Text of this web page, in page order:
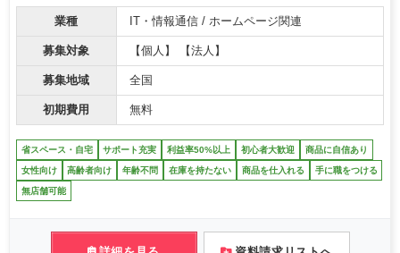
業種 IT・情報通信 / ホームページ関連
募集対象 【個人】 【法人】
募集地域 全国
初期費用 無料
省スペース・自宅 サポート充実 利益率50%以上 初心者大歓迎 商品に自信あり
女性向け 高齢者向け 年齢不問 在庫を持たない 商品を仕入れる 手に職をつける
無店舗可能